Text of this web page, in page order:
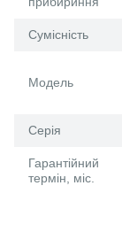
Сумісність
Модель
Серія
Гарантійний
термін, міс.